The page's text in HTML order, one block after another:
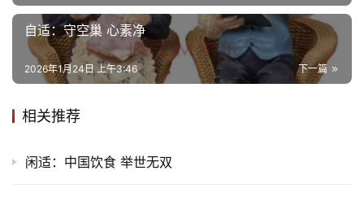
自适：守空巢 心素净
下一篇
2026年1月24日 上午3:46
相关推荐
闲适：中国饮食 举世无双